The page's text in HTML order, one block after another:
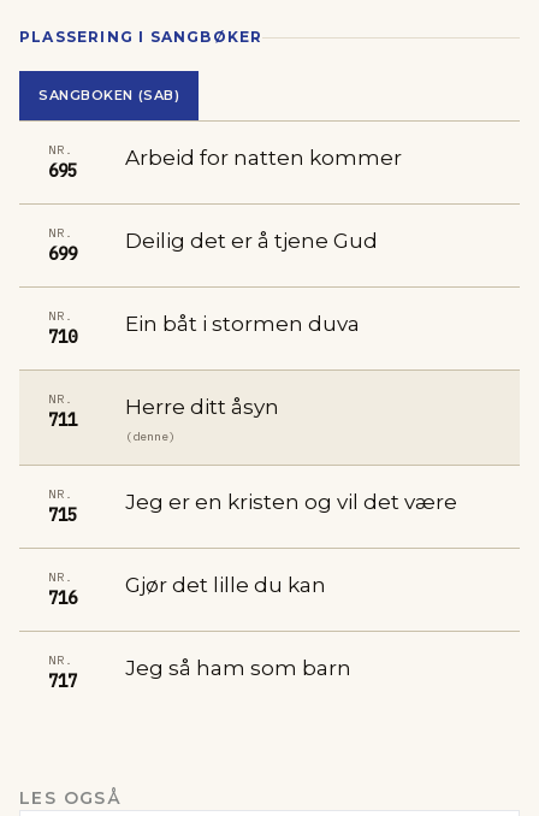
PLASSERING I SANGBØKER
SANGBOKEN (SAB)
NR.
695
Arbeid for natten kommer
NR.
699
Deilig det er å tjene Gud
NR.
710
Ein båt i stormen duva
NR.
711
Herre ditt åsyn
(denne)
NR.
715
Jeg er en kristen og vil det være
NR.
716
Gjør det lille du kan
NR.
717
Jeg så ham som barn
LES OGSÅ